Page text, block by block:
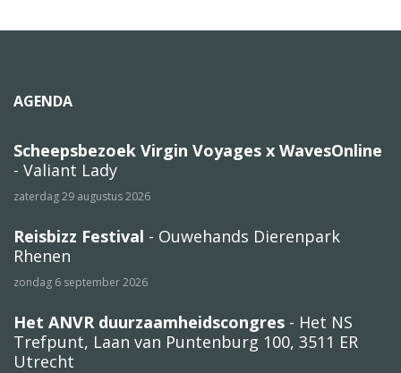
AGENDA
Scheepsbezoek Virgin Voyages x WavesOnline
- Valiant Lady
zaterdag 29 augustus 2026
Reisbizz Festival - Ouwehands Dierenpark
Rhenen
zondag 6 september 2026
Het ANVR duurzaamheidscongres - Het NS
Trefpunt, Laan van Puntenburg 100, 3511 ER
Utrecht